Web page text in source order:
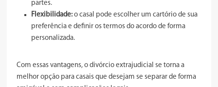
partes.
Flexibilidade: o casal pode escolher um cartório de sua
preferência e definir os termos do acordo de forma
personalizada.
Com essas vantagens, o divórcio extrajudicial se torna a
melhor opção para casais que desejam se separar de forma